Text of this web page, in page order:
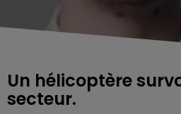
Un hélicoptère
secteur.